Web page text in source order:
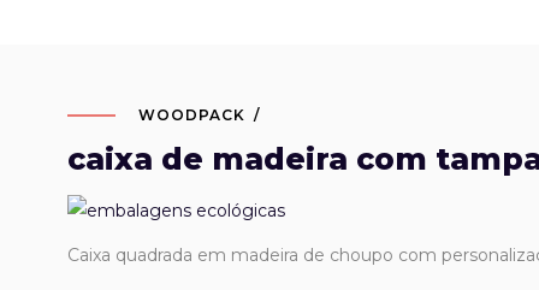
WOODPACK
caixa de madeira com
Caixa quadrada em madeira de choupo com